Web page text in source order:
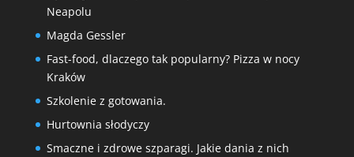
Neapolu
Magda Gessler
Fast-food, dlaczego tak popularny? Pizza w nocy
Kraków
Szkolenie z gotowania.
Hurtownia słodyczy
Smaczne i zdrowe szparagi. Jakie dania z nich